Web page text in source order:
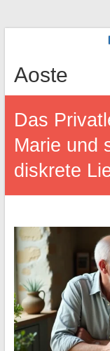
Aoste
Das
Marie und
diskrete